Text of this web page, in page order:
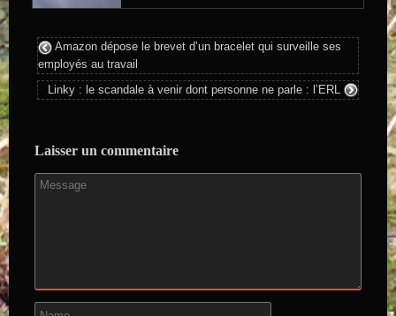
Amazon dépose le brevet d’un bracelet qui surveille ses
employés au travail
Linky : le scandale à venir dont personne ne parle : l’ERL
Laisser un commentaire